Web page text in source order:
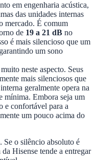
em engenharia acústica,
das unidades internas
mercado. É comum
de 19 a 21 dB no
é mais silencioso que um
um sono
neste aspecto. Seus
mais silenciosos que
geralmente opera na
mínima. Embora seja um
e confortável para a
um pouco acima do
. Se o silêncio absoluto é
Hisense tende a entregar